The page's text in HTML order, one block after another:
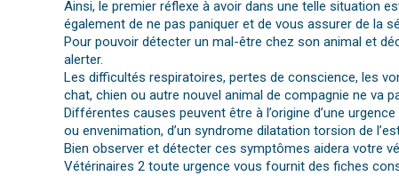
Ainsi, le premier réflexe à avoir dans une telle situation
également de ne pas paniquer et de vous assurer de la
Pour pouvoir détecter un mal-être chez son animal et
alerter.
Les difficultés respiratoires, pertes de conscience, les
chat, chien ou autre nouvel animal de compagnie ne va
Différentes causes peuvent être à l’origine d’une
ou envenimation, d’un syndrome dilatation torsion de
Bien observer et détecter ces symptômes aidera votre
Vétérinaires 2 toute urgence vous fournit des fiches